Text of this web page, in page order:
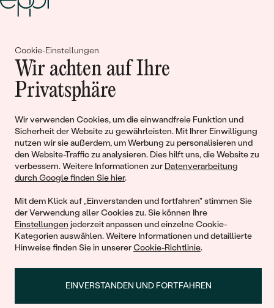
Cookie-Einstellungen
Wir achten auf Ihre
Privatsphäre
Wir verwenden Cookies, um die einwandfreie Funktion und
Sicherheit der Website zu gewährleisten. Mit Ihrer Einwilligung
nutzen wir sie außerdem, um Werbung zu personalisieren und
den Website-Traffic zu analysieren. Dies hilft uns, die Website zu
verbessern. Weitere Informationen zur Datenverarbeitung
durch Google finden Sie hier.
Mit dem Klick auf „Einverstanden und fortfahren" stimmen Sie
der Verwendung aller Cookies zu. Sie können Ihre
Einstellungen jederzeit anpassen und einzelne Cookie-
Kategorien auswählen. Weitere Informationen und detaillierte
Hinweise finden Sie in unsererCookie-Richtlinie.
EINVERSTANDEN UND FORTFAHREN
Gemeinsam erschaffen wir
Geschichten von Schönheit und
Liebe
Begleiten Sie uns!
© 2011 - 2026, Eppi.de